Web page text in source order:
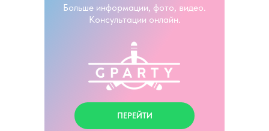
Больше информации, фото, видео.
Консультации онлайн.
ПЕРЕЙТИ